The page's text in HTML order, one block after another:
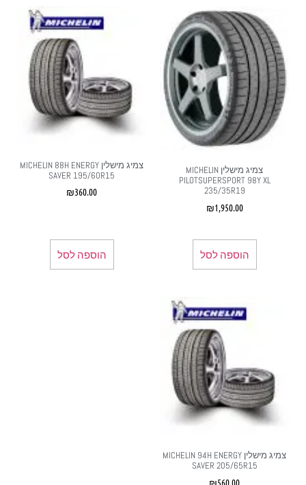
צמיג מישלין MICHELIN
PILOTSUPERSPORT 98Y XL
235/35R19
₪1,950.00
הוספה לסל
צמיג מישלין MICHELIN 88H ENERGY
SAVER 195/60R15
₪360.00
הוספה לסל
צמיג מישלין MICHELIN 94H ENERGY
SAVER 205/65R15
₪560.00